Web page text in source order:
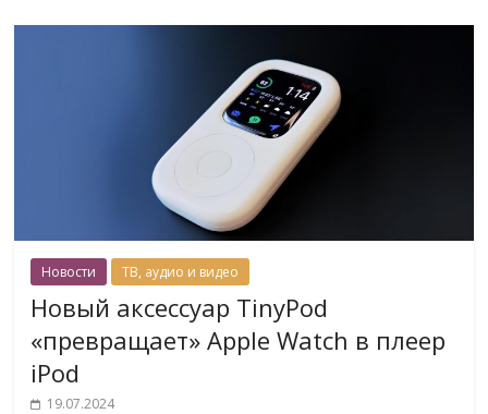
Новости ТВ, аудио и видео
Новый аксессуар TinyPod
«превращает» Apple Watch в плеер
iPod
19.07.2024